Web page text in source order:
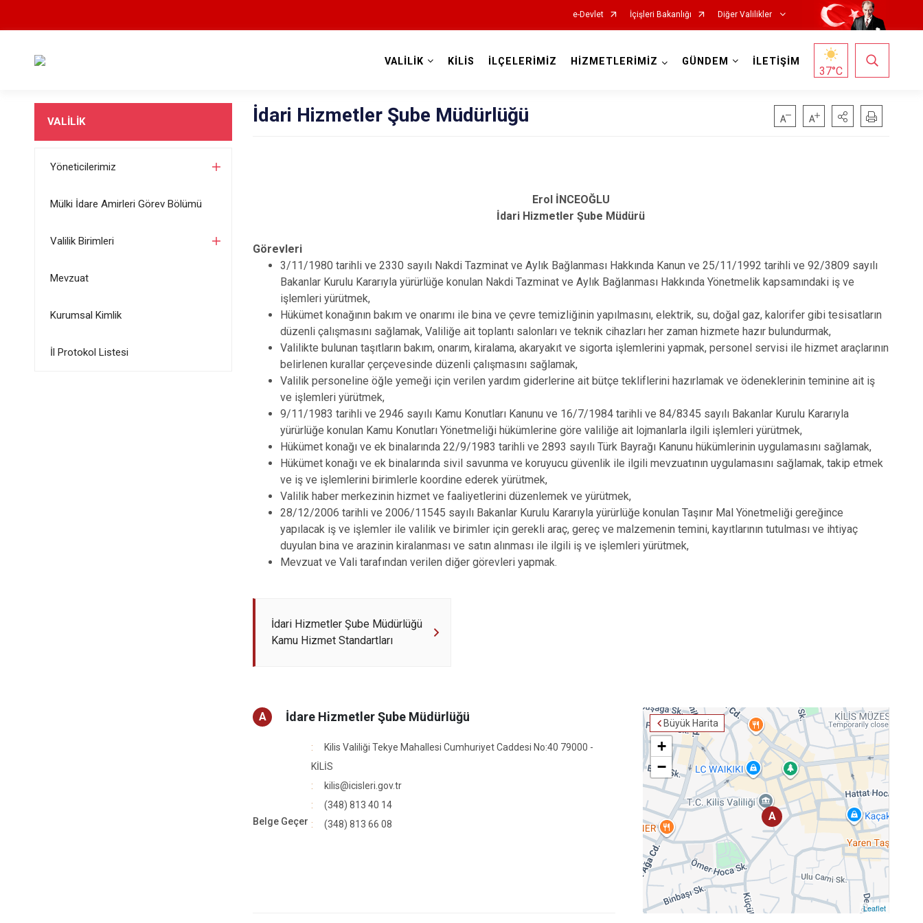
e-Devlet İçişleri Bakanlığı Diğer Valilikler
VALİLİK KİLİS İLÇELERİMİZ HİZMETLERİMİZ GÜNDEM İLETİŞİM
37°C
VALİLİK
Yöneticilerimiz
Mülki İdare Amirleri Görev Bölümü
Valilik Birimleri
Mevzuat
Kurumsal Kimlik
İl Protokol Listesi
İdari Hizmetler Şube Müdürlüğü
Erol İNCEOĞLU
İdari Hizmetler Şube Müdürü
Görevleri
3/11/1980 tarihli ve 2330 sayılı Nakdi Tazminat ve Aylık Bağlanması Hakkında Kanun ve 25/11/1992 tarihli ve 92/3809 sayılı
Bakanlar Kurulu Kararıyla yürürlüğe konulan Nakdi Tazminat ve Aylık Bağlanması Hakkında Yönetmelik kapsamındaki iş ve
işlemleri yürütmek,
Hükümet konağının bakım ve onarımı ile bina ve çevre temizliğinin yapılmasını, elektrik, su, doğal gaz, kalorifer gibi tesisatların
düzenli çalışmasını sağlamak, Valiliğe ait toplantı salonları ve teknik cihazları her zaman hizmete hazır bulundurmak,
Valilikte bulunan taşıtların bakım, onarım, kiralama, akaryakıt ve sigorta işlemlerini yapmak, personel servisi ile hizmet araçlarının
belirlenen kurallar çerçevesinde düzenli çalışmasını sağlamak,
Valilik personeline öğle yemeği için verilen yardım giderlerine ait bütçe tekliflerini hazırlamak ve ödeneklerinin teminine ait iş
ve işlemleri yürütmek,
9/11/1983 tarihli ve 2946 sayılı Kamu Konutları Kanunu ve 16/7/1984 tarihli ve 84/8345 sayılı Bakanlar Kurulu Kararıyla
yürürlüğe konulan Kamu Konutları Yönetmeliği hükümlerine göre valiliğe ait lojmanlarla ilgili işlemleri yürütmek,
Hükümet konağı ve ek binalarında 22/9/1983 tarihli ve 2893 sayılı Türk Bayrağı Kanunu hükümlerinin uygulamasını sağlamak,
Hükümet konağı ve ek binalarında sivil savunma ve koruyucu güvenlik ile ilgili mevzuatının uygulamasını sağlamak, takip etmek
ve iş ve işlemlerini birimlerle koordine ederek yürütmek,
Valilik haber merkezinin hizmet ve faaliyetlerini düzenlemek ve yürütmek,
28/12/2006 tarihli ve 2006/11545 sayılı Bakanlar Kurulu Kararıyla yürürlüğe konulan Taşınır Mal Yönetmeliği gereğince
yapılacak iş ve işlemler ile valilik ve birimler için gerekli araç, gereç ve malzemenin temini, kayıtlarının tutulması ve ihtiyaç
duyulan bina ve arazinin kiralanması ve satın alınması ile ilgili iş ve işlemleri yürütmek,
Mevzuat ve Vali tarafından verilen diğer görevleri yapmak.
İdari Hizmetler Şube Müdürlüğü
Kamu Hizmet Standartları
Büyük Harita
A
+
−
Leaflet
A İdare Hizmetler Şube Müdürlüğü
Kilis Valiliği Tekye Mahallesi Cumhuriyet Caddesi No:40 79000 -
KİLİS
kilis@icisleri.gov.tr
(348) 813 40 14
Belge Geçer
(348) 813 66 08